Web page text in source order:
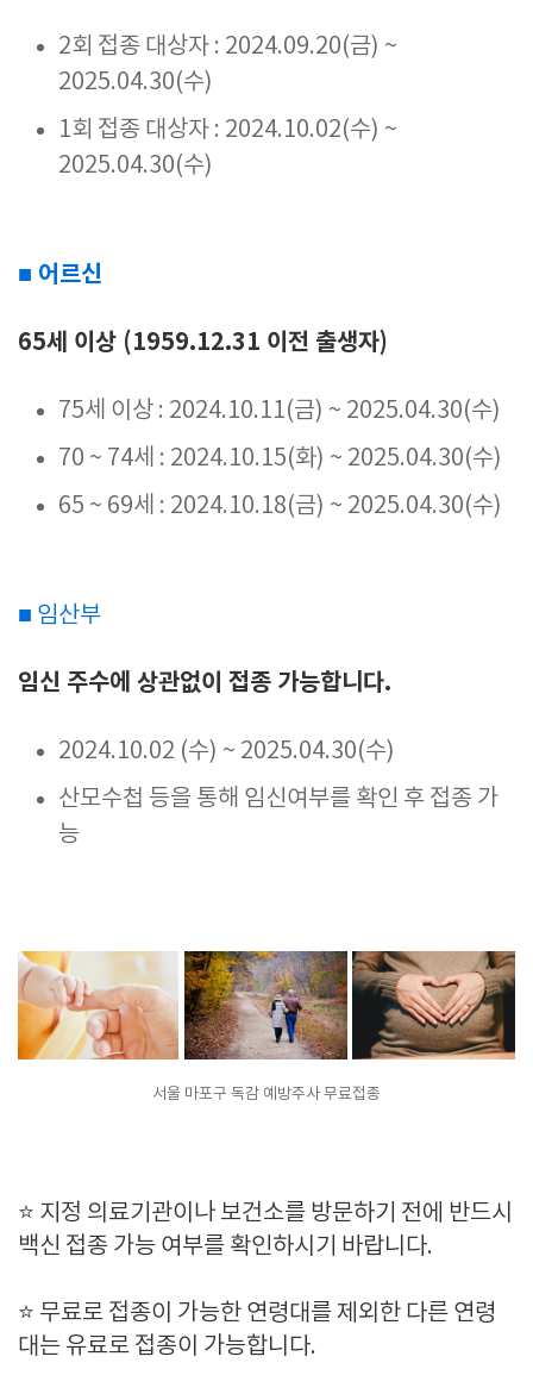
2회 접종 대상자 : 2024.09.20(금) ~
2025.04.30(수)
1회 접종 대상자 : 2024.10.02(수) ~
2025.04.30(수)
■ 어르신
65세 이상 (1959.12.31 이전 출생자)
75세 이상 : 2024.10.11(금) ~ 2025.04.30(수)
70 ~ 74세 : 2024.10.15(화) ~ 2025.04.30(수)
65 ~ 69세 : 2024.10.18(금) ~ 2025.04.30(수)
■ 임산부
임신 주수에 상관없이 접종 가능합니다.
2024.10.02 (수) ~ 2025.04.30(수)
산모수첩 등을 통해 임신여부를 확인 후 접종 가
능
서울 마포구 독감 예방주사 무료접종
⭐ 지정 의료기관이나 보건소를 방문하기 전에 반드시
백신 접종 가능 여부를 확인하시기 바랍니다.
⭐ 무료로 접종이 가능한 연령대를 제외한 다른 연령
대는 유료로 접종이 가능합니다.